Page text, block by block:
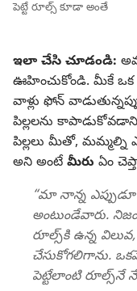
పెట్టే రూల్స్‌ కూడా అంతే
ఇలా చేసి చూడండి:
ఊహించుకోండి. మీకే
వాళ్లు ఫోన్‌
పిల్లలను
పిల్లలు మీతో, మమ్మల్ని
అని అంటే మీరు ఏం
“మా నాన్న
అంటుండేవారు.
రూల్స్‌కి ఉన్న
చేసుకోగలిగాను.
పెట్టేలాంటి రూల్స్‌నే